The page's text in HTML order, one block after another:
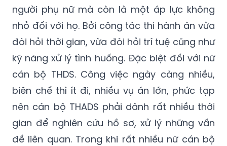
người phụ nữ mà còn là một áp lực không
nhỏ đối với họ. Bởi công tác thi hành án vừa
đòi hỏi thời gian, vừa đòi hỏi trí tuệ cũng như
kỹ năng xử lý tình huống. Đặc biệt đối với nữ
cán bộ THDS. Công việc ngày càng nhiều,
biên chế thì ít đi, nhiều vụ án lớn, phức tạp
nên cán bộ THADS phải dành rất nhiều thời
gian để nghiên cứu hồ sơ, xử lý những vấn
đề liên quan. Trong khi rất nhiều nữ cán bộ